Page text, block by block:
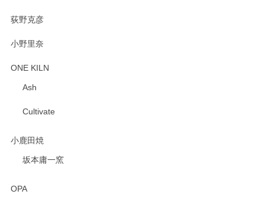
荻野克彦
小野里奈
ONE KILN
Ash
Cultivate
小鹿田焼
坂本庸一窯
OPA